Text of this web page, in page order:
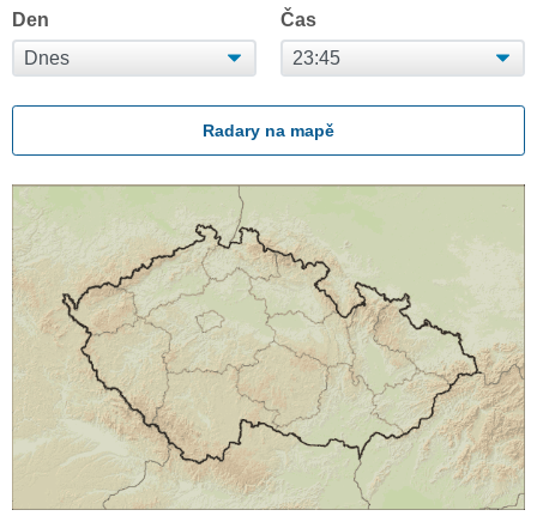
Den Čas
Radary na mapě